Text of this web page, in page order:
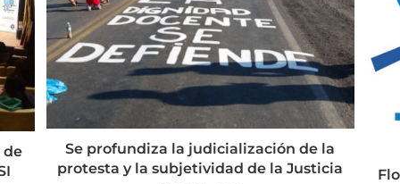
de
Se profundiza la judicialización de la
protesta y la subjetividad de la Justicia